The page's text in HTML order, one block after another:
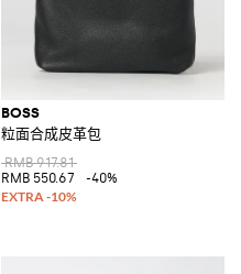
BOSS
粒面合成皮革包
RMB 917.81
RMB 550.67
-40%